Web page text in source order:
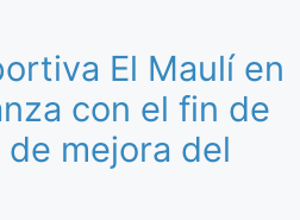
El Maulí en
con el fin de
mejora del